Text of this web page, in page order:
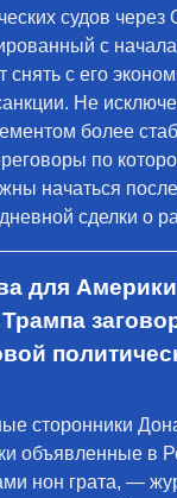
судов через
с
снять с его
Не
более
по
начаться
сделки о
для
сторонники
объявленные в
нон грата, —